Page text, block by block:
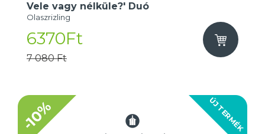
Vele vagy nélküle?' Duó
Olaszrizling
6370Ft
7 080 Ft
ÚJ TERMÉK
-10%